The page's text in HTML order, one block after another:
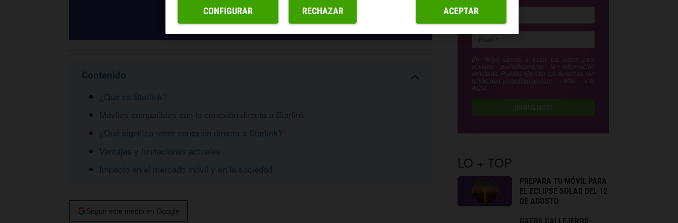
Contenido
¿Qué es Starlink?
Móviles compatibles con la conexión directa a Starlink
¿Qué significa tener conexión directa a Starlink?
Ventajas y limitaciones actuales
Impacto en el mercado móvil y en la sociedad
Seguir este medio en Google
En Yoigo vamos a tratar tus datos para
enviarte periódicamente la información
solicitada. Puedes ejercitar tus derechos con
privacidad-yoigo@yoigo.com . Más Info
AQUÍ
¡SÍGUENOS!
LO + TOP
PREPARA TU MÓVIL PARA
EL ECLIPSE SOLAR DEL 12
DE AGOSTO
GATOS CALLEJEROS:
RECHAZAR ACEPTAR
CONFIGURAR